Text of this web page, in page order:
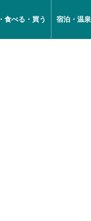
食べる・買う 宿泊・温泉